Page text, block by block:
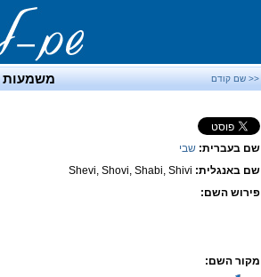
<< שם קודם
שם בעברית: שבי
שם באנגלית: Shevi, Shovi, Shabi, Shivi
פירוש השם:
מקור השם: